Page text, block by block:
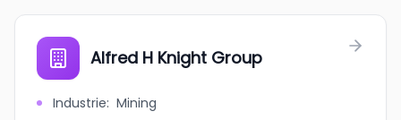
Alfred H Knight Group
Industrie: Mining